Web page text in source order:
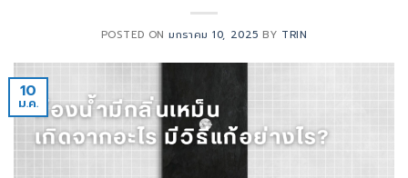
POSTED ONมกราคม 10, 2025 BY TRIN
10
ม.ค.